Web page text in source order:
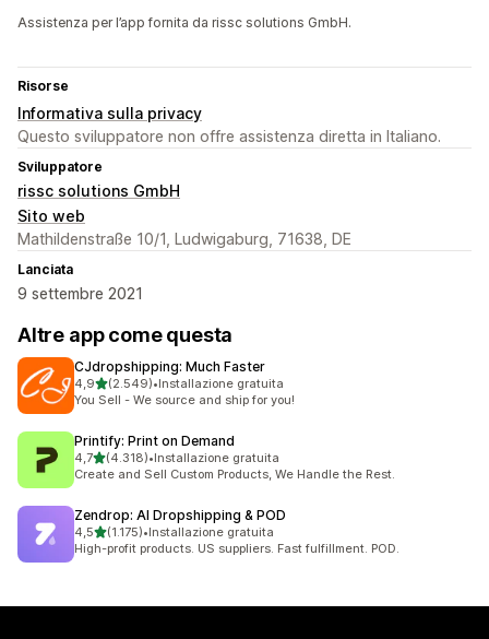
Assistenza per l’app fornita da rissc solutions GmbH.
Risorse
Informativa sulla privacy
Questo sviluppatore non offre assistenza diretta in Italiano.
Sviluppatore
rissc solutions GmbH
Sito web
Mathildenstraße 10/1, Ludwigaburg, 71638, DE
Lanciata
9 settembre 2021
Altre app come questa
CJdropshipping: Much Faster
4,9stelle su 5
(2.549)
2549 recensioni totali
•Installazione gratuita
You Sell - We source and ship for you!
Printify: Print on Demand
4,7stelle su 5
(4.318)
4318 recensioni totali
•Installazione gratuita
Create and Sell Custom Products, We Handle the Rest.
Zendrop: AI Dropshipping & POD
4,5stelle su 5
(1.175)
1175 recensioni totali
•Installazione gratuita
High-profit products. US suppliers. Fast fulfillment. POD.